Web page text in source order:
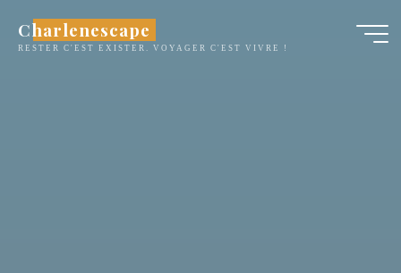
contenu
Charlenescape
RESTER C'EST EXISTER. VOYAGER C'EST VIVRE !